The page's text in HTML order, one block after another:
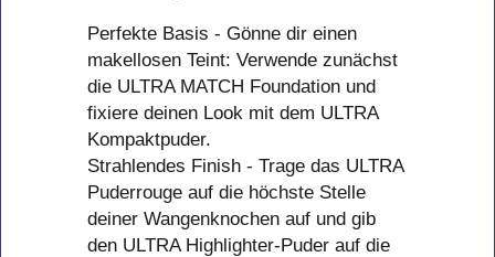
Perfekte Basis - Gönne dir einen
makellosen Teint: Verwende zunächst
die ULTRA MATCH Foundation und
fixiere deinen Look mit dem ULTRA
Kompaktpuder.
Strahlendes Finish - Trage das ULTRA
Puderrouge auf die höchste Stelle
deiner Wangenknochen auf und gib
den ULTRA Highlighter-Puder auf die